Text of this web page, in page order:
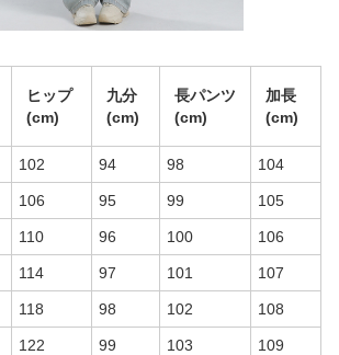
ヒップ
(cm)
九分
(cm)
長パンツ
(cm)
加長
(cm)
102 94 98 104
106 95 99 105
110 96 100 106
114 97 101 107
118 98 102 108
122 99 103 109